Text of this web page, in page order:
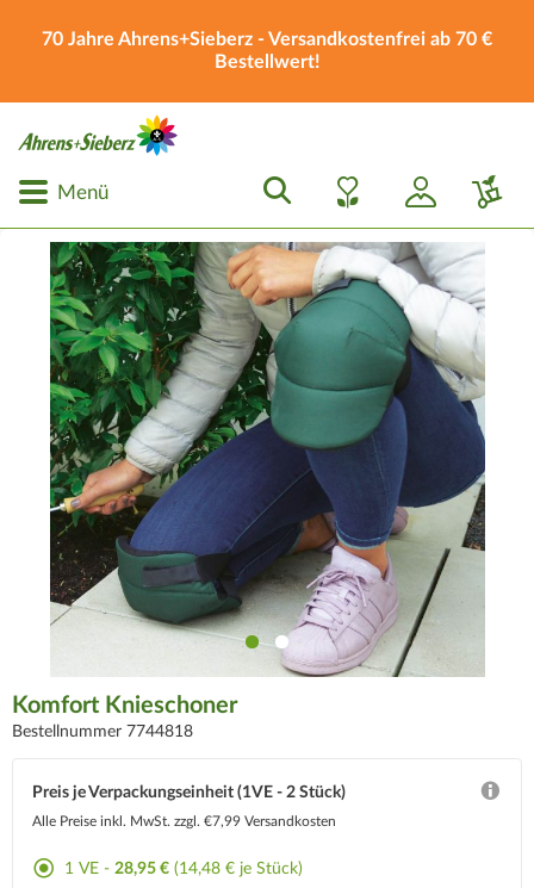
70 Jahre Ahrens+Sieberz - Versandkostenfrei ab 70 €
Bestellwert!
Menü
Komfort Knieschoner
Bestellnummer 7744818
Preis je Verpackungseinheit (1VE - 2 Stück)
Alle Preise inkl. MwSt. zzgl. €7,99 Versandkosten
1 VE - 28,95 € (14,48 € je Stück)